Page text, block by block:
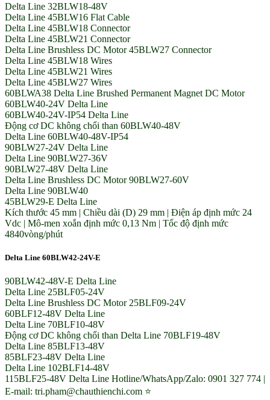
Delta Line 32BLW18-48V
Delta Line 45BLW16 Flat Cable
Delta Line 45BLW18 Connector
Delta Line 45BLW21 Connector
Delta Line Brushless DC Motor 45BLW27 Connector
Delta Line 45BLW18 Wires
Delta Line 45BLW21 Wires
Delta Line 45BLW27 Wires
60BLWA38 Delta Line Brushed Permanent Magnet DC Motor
60BLW40-24V Delta Line
60BLW40-24V-IP54 Delta Line
Động cơ DC không chổi than 60BLW40-48V
Delta Line 60BLW40-48V-IP54
90BLW27-24V Delta Line
Delta Line 90BLW27-36V
90BLW27-48V Delta Line
Delta Line Brushless DC Motor 90BLW27-60V
Delta Line 90BLW40
45BLW29-E Delta Line
Kích thước 45 mm | Chiều dài (D) 29 mm | Điện áp định mức 24
Vdc | Mô-men xoắn định mức 0,13 Nm | Tốc độ định mức
4840vòng/phút
Delta Line 60BLW42-24V-E
90BLW42-48V-E Delta Line
Delta Line 25BLF05-24V
Delta Line Brushless DC Motor 25BLF09-24V
60BLF12-48V Delta Line
Delta Line 70BLF10-48V
Động cơ DC không chổi than Delta Line 70BLF19-48V
Delta Line 85BLF13-48V
85BLF23-48V Delta Line
Delta Line 102BLF14-48V
115BLF25-48V Delta Line Hotline/WhatsApp/Zalo: 0901 327 774 |
E-mail: tri.pham@chauthienchi.com ⭐